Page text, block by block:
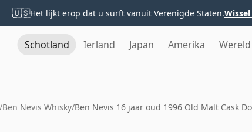
🇺🇸Het lijkt erop dat u surft vanuit Verenigde Staten.
Schotland Ierland Japan Amerika Wereld
/Ben Nevis Whisky/Ben Nevis 16 jaar oud 1996 Old Malt Cask